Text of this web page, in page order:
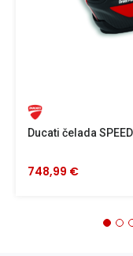
Ducati čelada SPEED
748,99 €